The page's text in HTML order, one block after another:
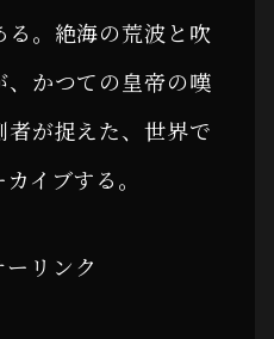
。絶海の荒波と吹
、かつての皇帝の嘆
が捉えた、世界で
イブする。
リンク